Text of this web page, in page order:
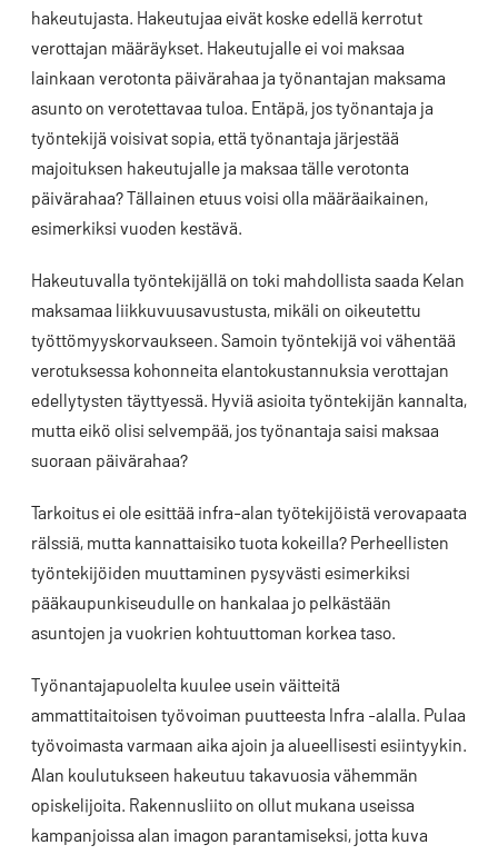
hakeutujasta. Hakeutujaa eivät koske edellä kerrotut
verottajan määräykset. Hakeutujalle ei voi maksaa
lainkaan verotonta päivärahaa ja työnantajan maksama
asunto on verotettavaa tuloa. Entäpä, jos työnantaja ja
työntekijä voisivat sopia, että työnantaja järjestää
majoituksen hakeutujalle ja maksaa tälle verotonta
päivärahaa? Tällainen etuus voisi olla määräaikainen,
esimerkiksi vuoden kestävä.
Hakeutuvalla työntekijällä on toki mahdollista saada Kelan
maksamaa liikkuvuusavustusta, mikäli on oikeutettu
työttömyyskorvaukseen. Samoin työntekijä voi vähentää
verotuksessa kohonneita elantokustannuksia verottajan
edellytysten täyttyessä. Hyviä asioita työntekijän kannalta,
mutta eikö olisi selvempää, jos työnantaja saisi maksaa
suoraan päivärahaa?
Tarkoitus ei ole esittää infra-alan työtekijöistä verovapaata
rälssiä, mutta kannattaisiko tuota kokeilla? Perheellisten
työntekijöiden muuttaminen pysyvästi esimerkiksi
pääkaupunkiseudulle on hankalaa jo pelkästään
asuntojen ja vuokrien kohtuuttoman korkea taso.
Työnantajapuolelta kuulee usein väitteitä
ammattitaitoisen työvoiman puutteesta Infra -alalla. Pulaa
työvoimasta varmaan aika ajoin ja alueellisesti esiintyykin.
Alan koulutukseen hakeutuu takavuosia vähemmän
opiskelijoita. Rakennusliito on ollut mukana useissa
kampanjoissa alan imagon parantamiseksi, jotta kuva